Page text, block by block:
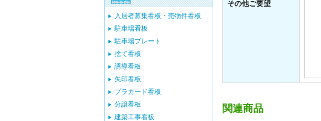
その他ご要望
関連商品
入居者募集看板・売物件看板
駐車場看板
駐車場プレート
捨て看板
誘導看板
矢印看板
プラカード看板
分譲看板
建築工事看板